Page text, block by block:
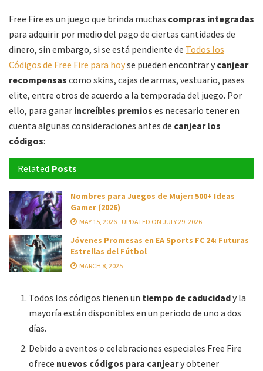
Free Fire es un juego que brinda muchas compras integradas
para adquirir por medio del pago de ciertas cantidades de
dinero, sin embargo, si se está pendiente de Todos los
Códigos de Free Fire para hoyse pueden encontrar y canjear
recompensas como skins, cajas de armas, vestuario, pases
elite, entre otros de acuerdo a la temporada del juego. Por
ello, para ganar increíbles premios es necesario tener en
cuenta algunas consideraciones antes de canjear los
códigos:
Related Posts
Nombres para Juegos de Mujer: 500+ Ideas
Gamer (2026)
MAY 15, 2026 - UPDATED ON JULY 29, 2026
Jóvenes Promesas en EA Sports FC 24: Futuras
Estrellas del Fútbol
MARCH 8, 2025
Todos los códigos tienen un tiempo de caducidady la
mayoría están disponibles en un periodo de uno a dos
días.
Debido a eventos o celebraciones especiales Free Fire
ofrece nuevos códigos para canjeary obtener